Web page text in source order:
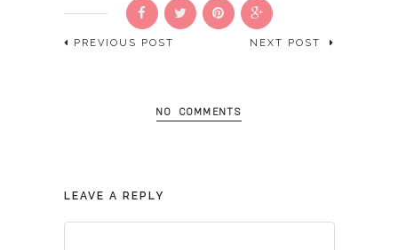
PREVIOUS POST NEXT POST
NO COMMENTS
LEAVE A REPLY